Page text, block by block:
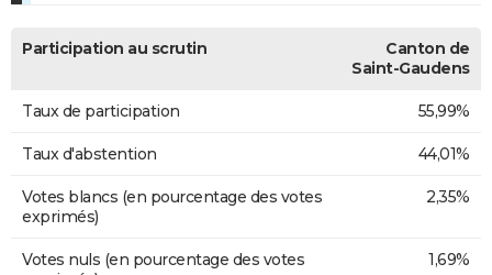
Participation au scrutin
Canton de
Saint-Gaudens
Taux de participation 55,99%
Taux d'abstention 44,01%
Votes blancs (en pourcentage des votes
exprimés)
2,35%
Votes nuls (en pourcentage des votes
1,69%